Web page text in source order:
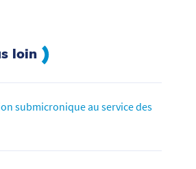
loin
submicronique au service des